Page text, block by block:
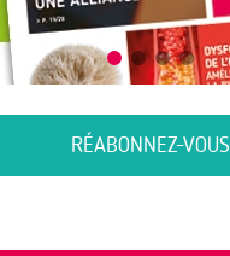
RÉABONNEZ-VOUS